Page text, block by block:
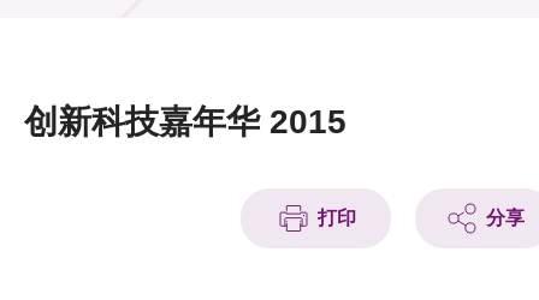
活动及消息
创新科技嘉年华 2015
打印 分享